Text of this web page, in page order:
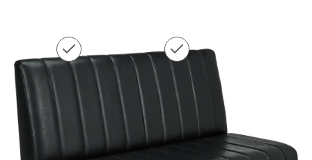
Zdjęcie 1 z 3